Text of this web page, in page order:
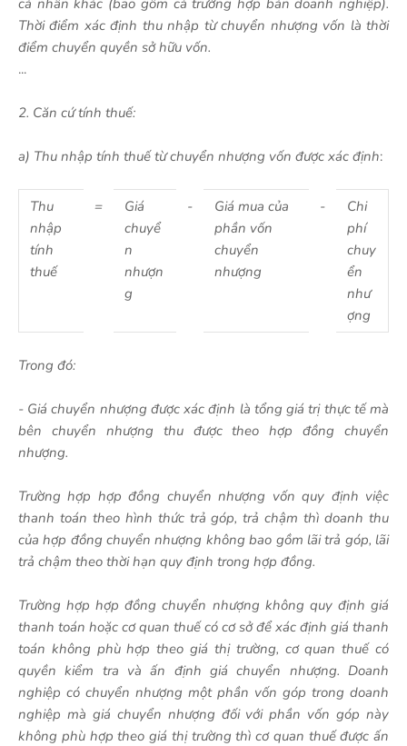
cá nhân khác (bao gồm cả trường hợp bán doanh nghiệp).
Thời điểm xác định thu nhập từ chuyển nhượng vốn là thời
điểm chuyển quyền sở hữu vốn.
...
2. Căn cứ tính thuế:
a) Thu nhập tính thuế từ chuyển nhượng vốn được xác định:
Thu
nhập
tính
thuế
=
Giá
chuyể
n
nhượn
g
-
Giá mua của
phần vốn
chuyển
nhượng
-
Chi
phí
chuy
ển
như
ợng
Trong đó:
- Giá chuyển nhượng được xác định là tổng giá trị thực tế mà
bên chuyển nhượng thu được theo hợp đồng chuyển
nhượng.
Trường hợp hợp đồng chuyển nhượng vốn quy định việc
thanh toán theo hình thức trả góp, trả chậm thì doanh thu
của hợp đồng chuyển nhượng không bao gồm lãi trả góp, lãi
trả chậm theo thời hạn quy định trong hợp đồng.
Trường hợp hợp đồng chuyển nhượng không quy định giá
thanh toán hoặc cơ quan thuế có cơ sở để xác định giá thanh
toán không phù hợp theo giá thị trường, cơ quan thuế có
quyền kiểm tra và ấn định giá chuyển nhượng. Doanh
nghiệp có chuyển nhượng một phần vốn góp trong doanh
nghiệp mà giá chuyển nhượng đối với phần vốn góp này
không phù hợp theo giá thị trường thì cơ quan thuế được ấn